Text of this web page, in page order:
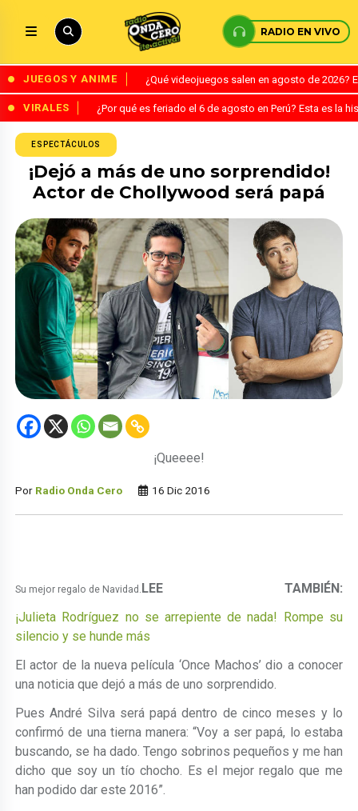
RADIO EN VIVO
JUEGOS Y ANIME ¿Qué videojuegos salen en agosto de
VIRALES ¿Por qué es feriado el 6 de agosto en Perú? Esta es la
ESPECTÁCULOS
¡Dejó a más de uno sorprendido!
Actor de Chollywood será papá
¡Queeee!
Por Radio Onda Cero 16 Dic 2016
Su mejor regalo de Navidad. LEE TAMBIÉN:
¡Julieta Rodríguez no se arrepiente de nada! Rompe su
silencio y se hunde más
El actor de la nueva película ‘Once Machos’ dio a conocer
una noticia que dejó a más de uno sorprendido.
Pues André Silva será papá dentro de cinco meses y lo
confirmó de una tierna manera: “Voy a ser papá, lo estaba
buscando, se ha dado. Tengo sobrinos pequeños y me han
dicho que soy un tío chocho. Es el mejor regalo que me
han podido dar este 2016”.